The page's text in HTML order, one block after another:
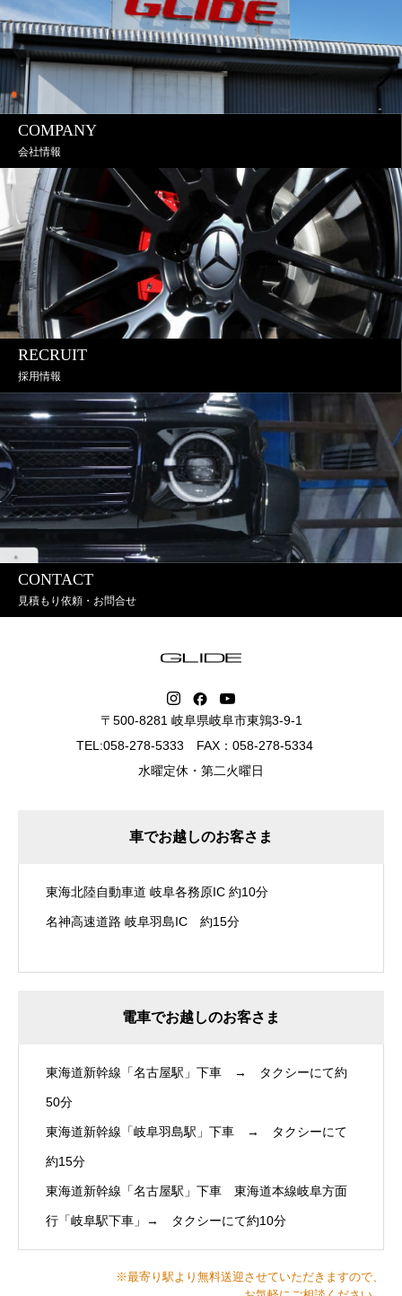
COMPANY
会社情報
RECRUIT
採用情報
CONTACT
見積もり依頼・お問合せ
〒500-8281 岐阜県岐阜市東鶉3-9-1
TEL:058-278-5333 FAX：058-278-5334
水曜定休・第二火曜日
車でお越しのお客さま
東海北陸自動車道 岐阜各務原IC 約10分
名神高速道路 岐阜羽島IC 約15分
電車でお越しのお客さま
東海道新幹線「名古屋駅」下車 → タクシーにて約
50分
東海道新幹線「岐阜羽島駅」下車 → タクシーにて
約15分
東海道新幹線「名古屋駅」下車 東海道本線岐阜方面
行「岐阜駅下車」→ タクシーにて約10分
※最寄り駅より無料送迎させていただきますので、